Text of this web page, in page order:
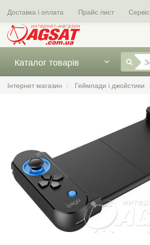
Доставка і оплата Прайс лист Сервіс
Каталог товарів
Інтернет магазин Геймпади і джойстики